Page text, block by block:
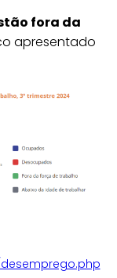
fora da
apresentado